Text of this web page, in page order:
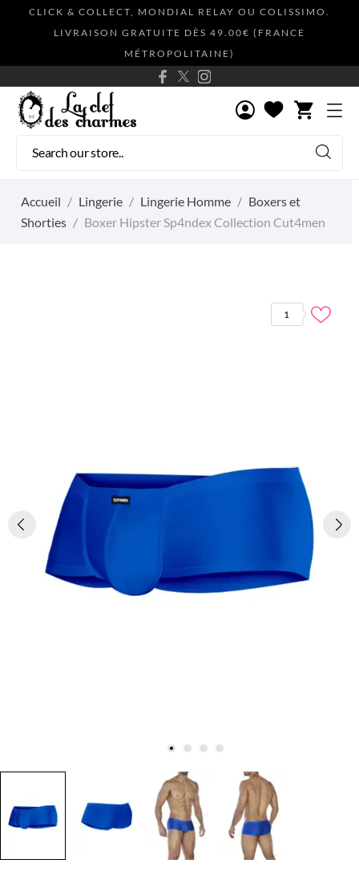
CLICK & COLLECT, MONDIAL RELAY OU COLISSIMO.
LIVRAISON GRATUITE DÈS 49.00€ (FRANCE
MÉTROPOLITAINE)
shopping_cart
Accueil Lingerie Lingerie Homme
Boxers et
Shorties
Boxer Hipster Sp4ndex Collection Cut4men
1